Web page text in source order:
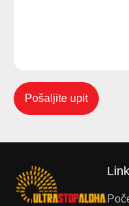
Pošaljite upit